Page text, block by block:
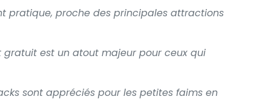
pratique, proche des principales attractions
est un atout majeur pour ceux qui
sont appréciés pour les petites faims en